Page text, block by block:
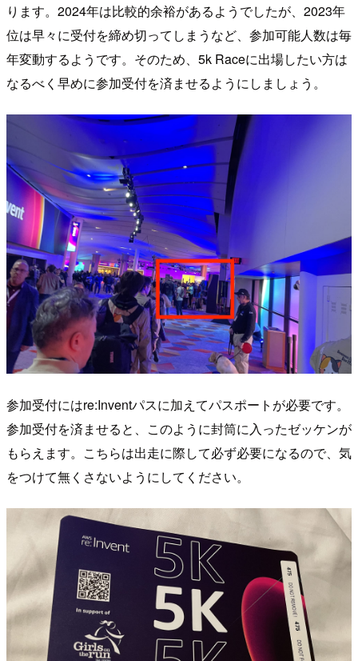
ります。2024年は比較的余裕があるようでしたが、2023年
位は早々に受付を締め切ってしまうなど、参加可能人数は毎
年変動するようです。そのため、5k Raceに出場したい方は
なるべく早めに参加受付を済ませるようにしましょう。
参加受付にはre:Inventパスに加えてパスポートが必要です。
参加受付を済ませると、このように封筒に入ったゼッケンが
もらえます。こちらは出走に際して必ず必要になるので、気
をつけて無くさないようにしてください。